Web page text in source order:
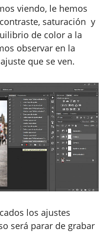
viendo, le hemos
saturación y
de color a la
observar en la
que se ven.
los ajustes
será parar de grabar